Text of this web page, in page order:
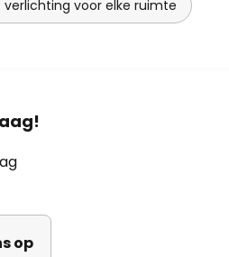
verlichting voor elke ruimte
op